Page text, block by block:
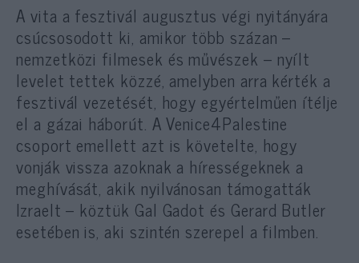
A vita a fesztivál augusztus végi nyitányára
csúcsosodott ki, amikor több százan –
nemzetközi filmesek és művészek – nyílt
levelet tettek közzé, amelyben arra kérték a
fesztivál vezetését, hogy egyértelműen ítélje
el a gázai háborút. A Venice4Palestine
csoport emellett azt is követelte, hogy
vonják vissza azoknak a hírességeknek a
meghívását, akik nyilvánosan támogatták
Izraelt – köztük Gal Gadot és Gerard Butler
esetében is, aki szintén szerepel a filmben.